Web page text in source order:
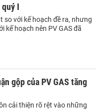
I
so với kế hoạch đề ra, nhưng
kế hoạch nên PV GAS đã
gộp của PV GAS tăng
cải thiện rõ rệt vào những